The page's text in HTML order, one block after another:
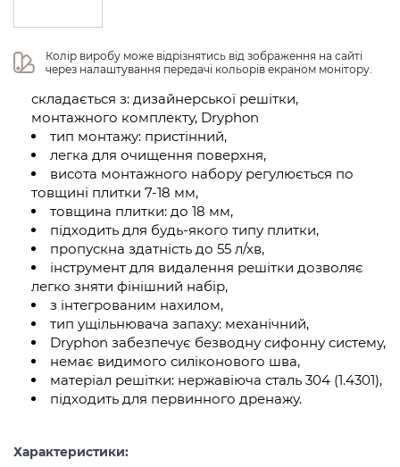
Колір виробу може відрізнятись від зображення на сайті
через налаштування передачі кольорів екраном монітору.
складається з: дизайнерської решітки,
монтажного комплекту, Dryphon
тип монтажу: пристінний,
легка для очищення поверхня,
висота монтажного набору регулюється по
товщині плитки 7-18 мм,
товщина плитки: до 18 мм,
підходить для будь-якого типу плитки,
пропускна здатність до 55 л/хв,
інструмент для видалення решітки дозволяє
легко зняти фінішний набір,
з інтегрованим нахилом,
тип ущільнювача запаху: механічний,
Dryphon забезпечує безводну сифонну систему,
немає видимого силіконового шва,
матеріал решітки: нержавіюча сталь 304 (1.4301),
підходить для первинного дренажу.
Характеристики: